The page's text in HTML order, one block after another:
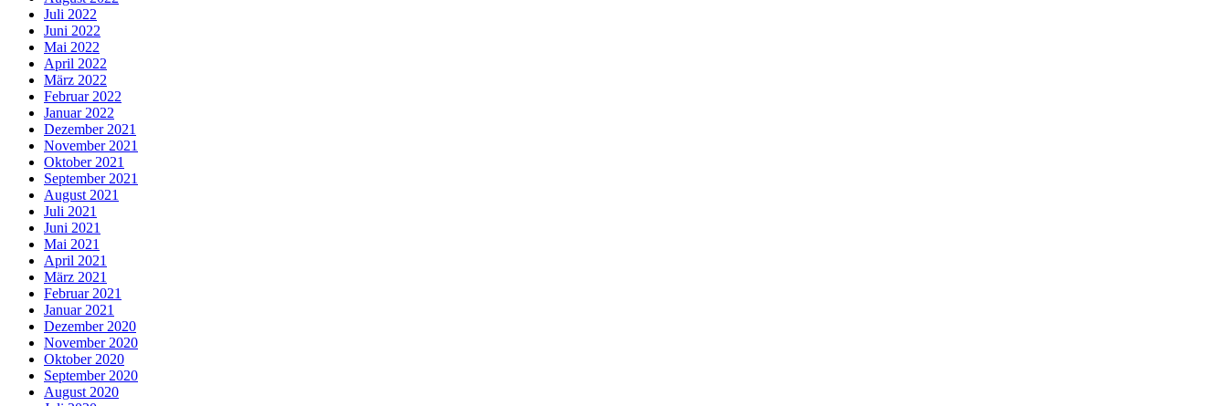
Juli 2022
Juni 2022
Mai 2022
April 2022
März 2022
Februar 2022
Januar 2022
Dezember 2021
November 2021
Oktober 2021
September 2021
August 2021
Juli 2021
Juni 2021
Mai 2021
April 2021
März 2021
Februar 2021
Januar 2021
Dezember 2020
November 2020
Oktober 2020
September 2020
August 2020